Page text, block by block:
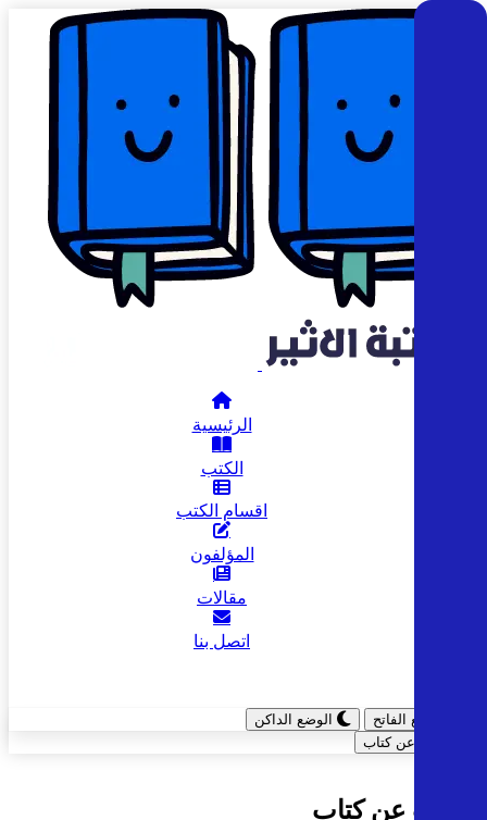
الرئيسية
الكتب
اقسام الكتب
المؤلفون
مقالات
اتصل بنا
الوضع الفاتح
الوضع الداكن
ابحث عن كتاب
البحث عن كتاب